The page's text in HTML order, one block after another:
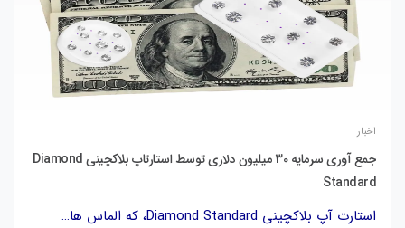
اخبار
جمع آوری سرمایه 30 میلیون دلاری توسط استارتاپ بلاکچینی Diamond
Standard
استارت‌ آپ بلاکچینی Diamond Standard، که الماس‌ ها…